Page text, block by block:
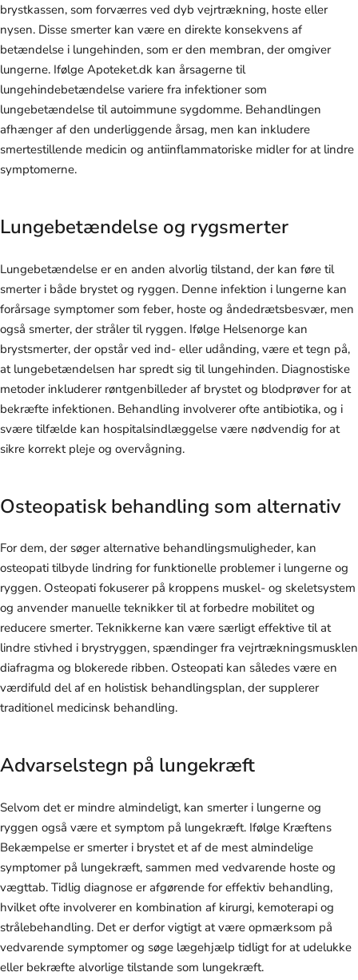
brystkassen, som forværres ved dyb vejrtrækning, hoste eller
nysen. Disse smerter kan være en direkte konsekvens af
betændelse i lungehinden, som er den membran, der omgiver
lungerne. Ifølge Apoteket.dk kan årsagerne til
lungehindebetændelse variere fra infektioner som
lungebetændelse til autoimmune sygdomme. Behandlingen
afhænger af den underliggende årsag, men kan inkludere
smertestillende medicin og antiinflammatoriske midler for at lindre
symptomerne.
Lungebetændelse og rygsmerter
Lungebetændelse er en anden alvorlig tilstand, der kan føre til
smerter i både brystet og ryggen. Denne infektion i lungerne kan
forårsage symptomer som feber, hoste og åndedrætsbesvær, men
også smerter, der stråler til ryggen. Ifølge Helsenorge kan
brystsmerter, der opstår ved ind- eller udånding, være et tegn på,
at lungebetændelsen har spredt sig til lungehinden. Diagnostiske
metoder inkluderer røntgenbilleder af brystet og blodprøver for at
bekræfte infektionen. Behandling involverer ofte antibiotika, og i
svære tilfælde kan hospitalsindlæggelse være nødvendig for at
sikre korrekt pleje og overvågning.
Osteopatisk behandling som alternativ
For dem, der søger alternative behandlingsmuligheder, kan
osteopati tilbyde lindring for funktionelle problemer i lungerne og
ryggen. Osteopati fokuserer på kroppens muskel- og skeletsystem
og anvender manuelle teknikker til at forbedre mobilitet og
reducere smerter. Teknikkerne kan være særligt effektive til at
lindre stivhed i brystryggen, spændinger fra vejrtrækningsmusklen
diafragma og blokerede ribben. Osteopati kan således være en
værdifuld del af en holistisk behandlingsplan, der supplerer
traditionel medicinsk behandling.
Advarselstegn på lungekræft
Selvom det er mindre almindeligt, kan smerter i lungerne og
ryggen også være et symptom på lungekræft. Ifølge Kræftens
Bekæmpelse er smerter i brystet et af de mest almindelige
symptomer på lungekræft, sammen med vedvarende hoste og
vægttab. Tidlig diagnose er afgørende for effektiv behandling,
hvilket ofte involverer en kombination af kirurgi, kemoterapi og
strålebehandling. Det er derfor vigtigt at være opmærksom på
vedvarende symptomer og søge lægehjælp tidligt for at udelukke
eller bekræfte alvorlige tilstande som lungekræft.